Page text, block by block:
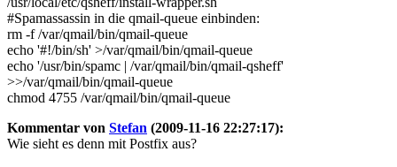
#Spamassassin in die qmail-queue einbinden:
rm -f /var/qmail/bin/qmail-queue
echo '#!/bin/sh' >/var/qmail/bin/qmail-queue
echo '/usr/bin/spamc | /var/qmail/bin/qmail-qsheff'
>>/var/qmail/bin/qmail-queue
chmod 4755 /var/qmail/bin/qmail-queue
Kommentar von Stefan (2009-11-16 22:27:17):
Wie sieht es denn mit Postfix aus?